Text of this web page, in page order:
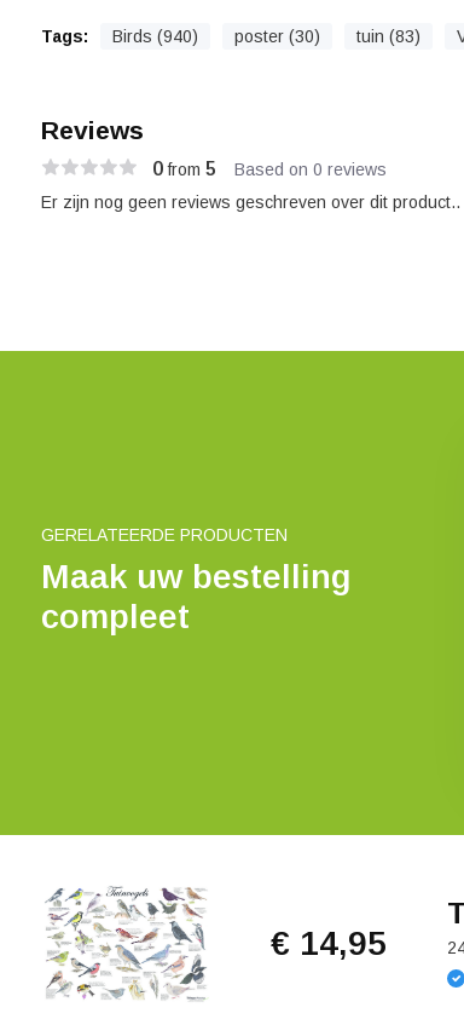
Tags: Birds (940) poster (30) tuin (83)
Reviews
0from 5 Based on 0 reviews
Er zijn nog geen reviews geschreven over dit product..
GERELATEERDE PRODUCTEN
Maak uw bestelling
compleet
Poster
€ 14,95